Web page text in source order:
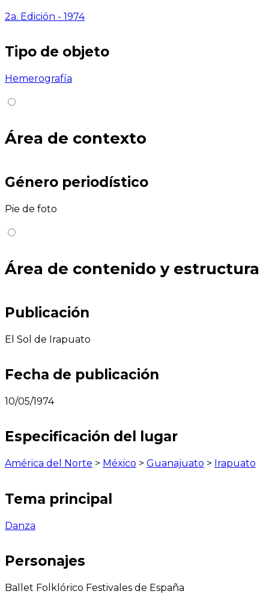
2a. Edición - 1974
Tipo de objeto
Hemerografía
Área de contexto
Género periodístico
Pie de foto
Área de contenido y estructura
Publicación
El Sol de Irapuato
Fecha de publicación
10/05/1974
Especificación del lugar
América del Norte > México > Guanajuato > Irapuato
Tema principal
Danza
Personajes
Ballet Folklórico Festivales de España